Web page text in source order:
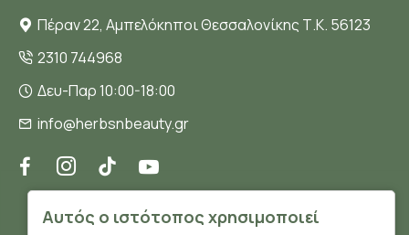
Πέραν 22, Αμπελόκηποι Θεσσαλονίκης Τ.Κ. 56123
2310 744968
Δευ-Παρ 10:00-18:00
info@herbsnbeauty.gr
ΠΛΗΡΟΦΟΡΊΕΣ
Αυτός ο ιστότοπος χρησιμοποιεί